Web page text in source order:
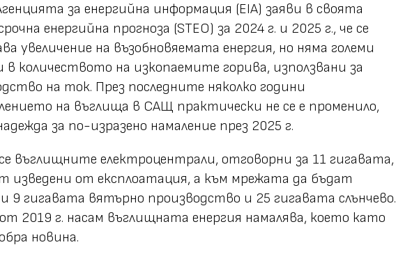
за енергийна информация (EIA) заяви в своята
енергийна прогноза (STEO) за 2024 г. и 2025 г., че се
увеличение на възобновяемата енергия, но няма големи
в количеството на изкопаемите горива, използвани за
на ток. През последните няколко години
на въглища в САЩ практически не се е променило,
за по-изразено намаление през 2025 г.
въглищните електроцентрали, отговорни за 11 гигавата,
изведени от експлоатация, а към мрежата да бъдат
9 гигавата вятърно производство и 25 гигавата слънчево.
2019 г. насам въглищната енергия намалява, което като
новина.